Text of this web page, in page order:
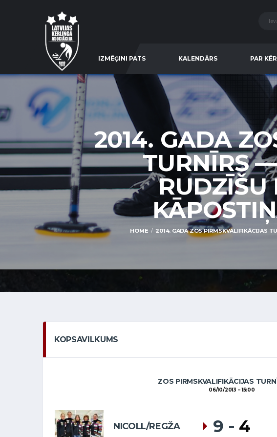
IZMĒĢINI PATS KALENDĀRS PAR
2014. GADA
TURNĪRS
RUDZĪŠU
HOME 2014. GADA ZOS PIRMSKVALIFIKĀCIJAS
KOPSAVILKUMS
ZOS PIRMSKVALIFIKĀCIJAS
06/10/2013 15:00
NICOLL/REGŽA 9 - 4